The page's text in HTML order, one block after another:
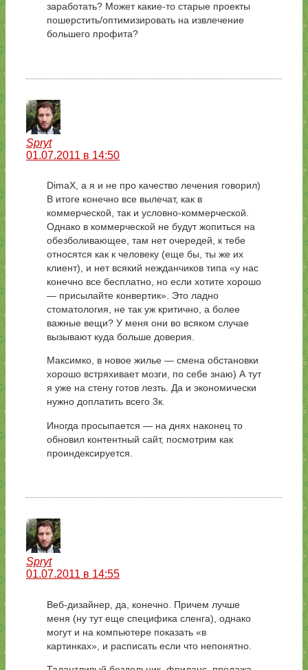
заработать? Может какие-то старые проекты
пошерстить/оптимизировать на извлечение
большего профита?
Spryt
01.07.2011 в 14:50
DimaX, а я и не про качество лечения говорил)
В итоге конечно все вылечат, как в
коммерческой, так и условно-коммерческой.
Однако в коммерческой не будут жопиться на
обезболивающее, там нет очередей, к тебе
относятся как к человеку (еще бы, ты же их
клиент), и нет всякий нежданчиков типа «у нас
конечно все бесплатно, но если хотите хорошо
— присылайте конвертик». Это ладно
стоматология, не так уж критично, а более
важные вещи? У меня они во всяком случае
вызывают куда больше доверия.
Максимко, в новое жилье — смена обстановки
хорошо встряхивает мозги, по себе знаю) А тут
я уже на стену готов лезть. Да и экономически
нужно доплатить всего 3к.
Иногда просыпается — на днях наконец то
обновил контентный сайт, посмотрим как
проиндексируется.
Spryt
01.07.2011 в 14:55
Веб-дизайнер, да, конечно. Причем лучше
меня (ну тут еще специфика сленга), однако
могут и на компьютере показать «в
картинках», и расписать если что непонятно.